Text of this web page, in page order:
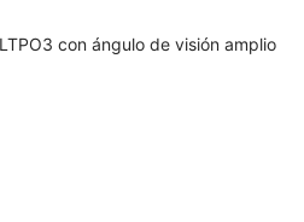
con ángulo de visión amplio